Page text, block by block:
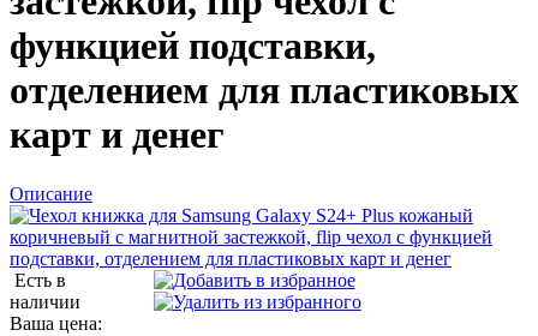
функцией подставки,
отделением для пластиковых
карт и денег
Описание
Есть в
наличии
Ваша цена: